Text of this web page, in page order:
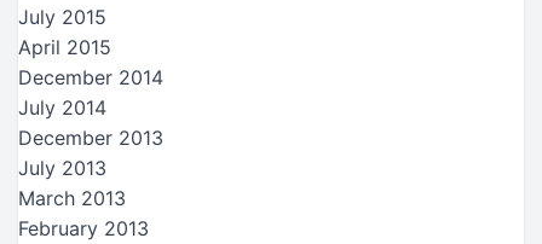
July 2015
April 2015
December 2014
July 2014
December 2013
July 2013
March 2013
February 2013